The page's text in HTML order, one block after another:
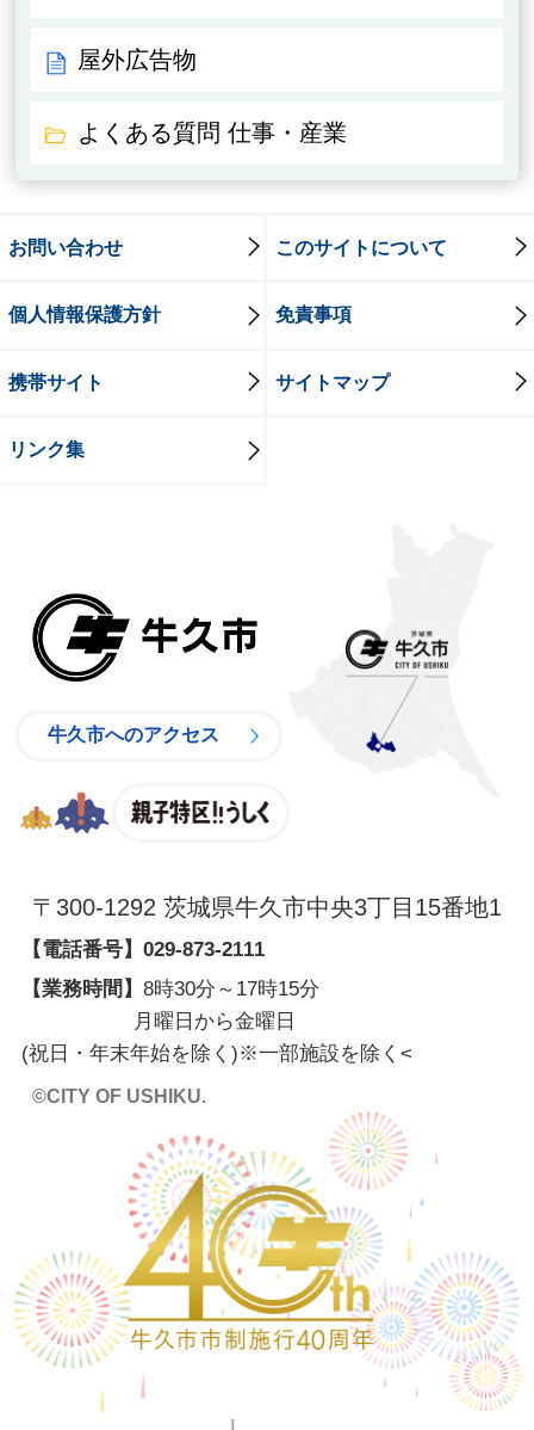
屋外広告物
よくある質問 仕事・産業
お問い合わせ このサイトについて
個人情報保護方針 免責事項
携帯サイト サイトマップ
リンク集
牛久市へのアクセス
〒300-1292 茨城県牛久市中央3丁目15番地1
【電話番号】 029-873-2111
【業務時間】 8時30分～17時15分
月曜日から金曜日
(祝日・年末年始を除く)※一部施設を除く <
©CITY OF USHIKU.